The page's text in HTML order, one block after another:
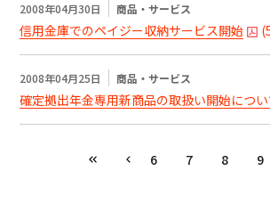
2008年04月30日 商品・サービス
信用金庫でのペイジー収納サービス開始 (
2008年04月25日 商品・サービス
確定拠出年金専用新商品の取扱い開始につい
6 7 8 9